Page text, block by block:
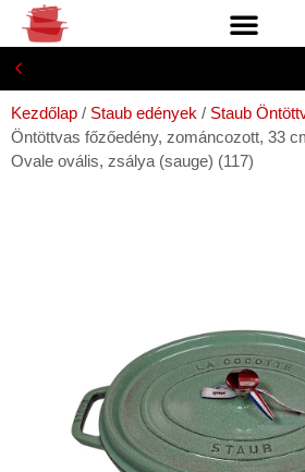
100% termék garancia
Kezdőlap / Staub edények / Staub
Öntöttvas főzőedény, zománcozott, 33
Ovale ovális, zsálya (sauge) (117)